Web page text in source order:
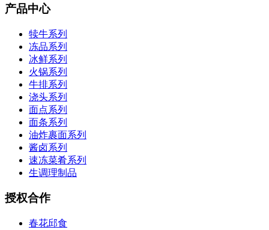
产品中心
犊牛系列
冻品系列
冰鲜系列
火锅系列
牛排系列
浇头系列
面点系列
面条系列
油炸裹面系列
酱卤系列
速冻菜肴系列
生调理制品
授权合作
春花邱食